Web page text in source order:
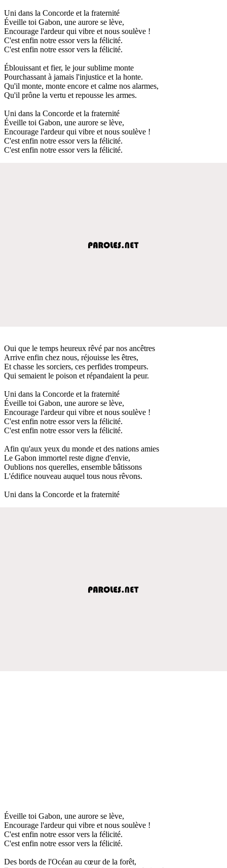
Uni dans la Concorde et la fraternité
Éveille toi Gabon, une aurore se lève,
Encourage l'ardeur qui vibre et nous soulève !
C'est enfin notre essor vers la félicité.
C'est enfin notre essor vers la félicité.
Éblouissant et fier, le jour sublime monte
Pourchassant à jamais l'injustice et la honte.
Qu'il monte, monte encore et calme nos alarmes,
Qu'il prône la vertu et repousse les armes.
Uni dans la Concorde et la fraternité
Éveille toi Gabon, une aurore se lève,
Encourage l'ardeur qui vibre et nous soulève !
C'est enfin notre essor vers la félicité.
C'est enfin notre essor vers la félicité.
Oui que le temps heureux rêvé par nos ancêtres
Arrive enfin chez nous, réjouisse les êtres,
Et chasse les sorciers, ces perfides trompeurs.
Qui semaient le poison et répandaient la peur.
Uni dans la Concorde et la fraternité
Éveille toi Gabon, une aurore se lève,
Encourage l'ardeur qui vibre et nous soulève !
C'est enfin notre essor vers la félicité.
C'est enfin notre essor vers la félicité.
Afin qu'aux yeux du monde et des nations amies
Le Gabon immortel reste digne d'envie,
Oublions nos querelles, ensemble bâtissons
L'édifice nouveau auquel tous nous rêvons.
Uni dans la Concorde et la fraternité
Éveille toi Gabon, une aurore se lève,
Encourage l'ardeur qui vibre et nous soulève !
C'est enfin notre essor vers la félicité.
C'est enfin notre essor vers la félicité.
Des bords de l'Océan au cœur de la forêt,